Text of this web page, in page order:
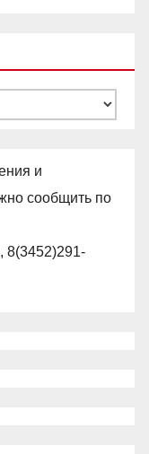
и
сообщить по
8(3452)291-